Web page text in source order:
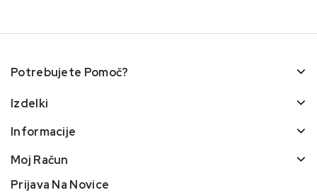
Potrebujete Pomoč?
Izdelki
Informacije
Moj Račun
Prijava Na Novice